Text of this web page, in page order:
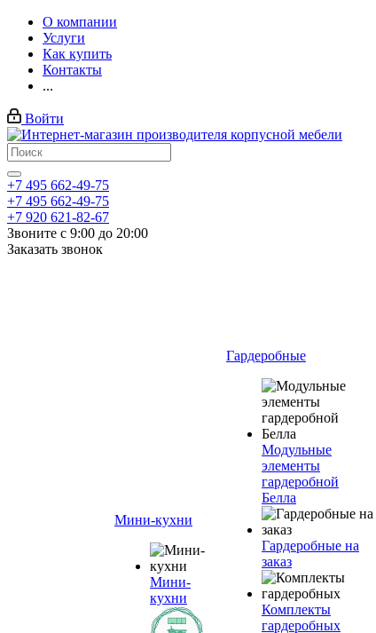
О компании
Услуги
Как купить
Контакты
...
Войти
+7 495 662-49-75
+7 495 662-49-75
+7 920 621-82-67
Звоните с 9:00 до 20:00
Заказать звонок
Мини-кухни
Мини-
кухни
Гардеробные
Модульные
элементы
гардеробной
Белла
Гардеробные на
заказ
Комплекты
гардеробных